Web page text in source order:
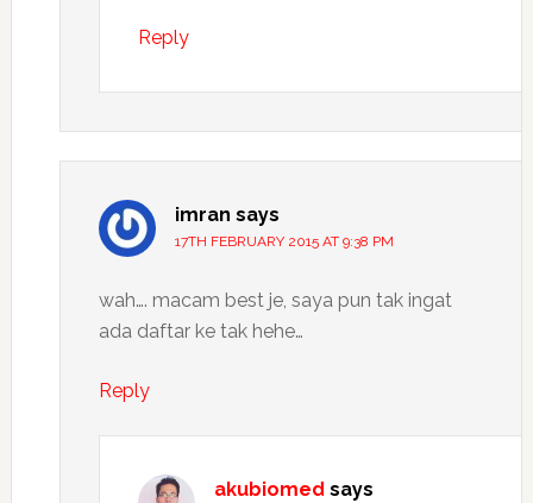
Reply
imran says
17TH FEBRUARY 2015 AT 9:38 PM
wah…. macam best je, saya pun tak ingat
ada daftar ke tak hehe…
Reply
akubiomed says